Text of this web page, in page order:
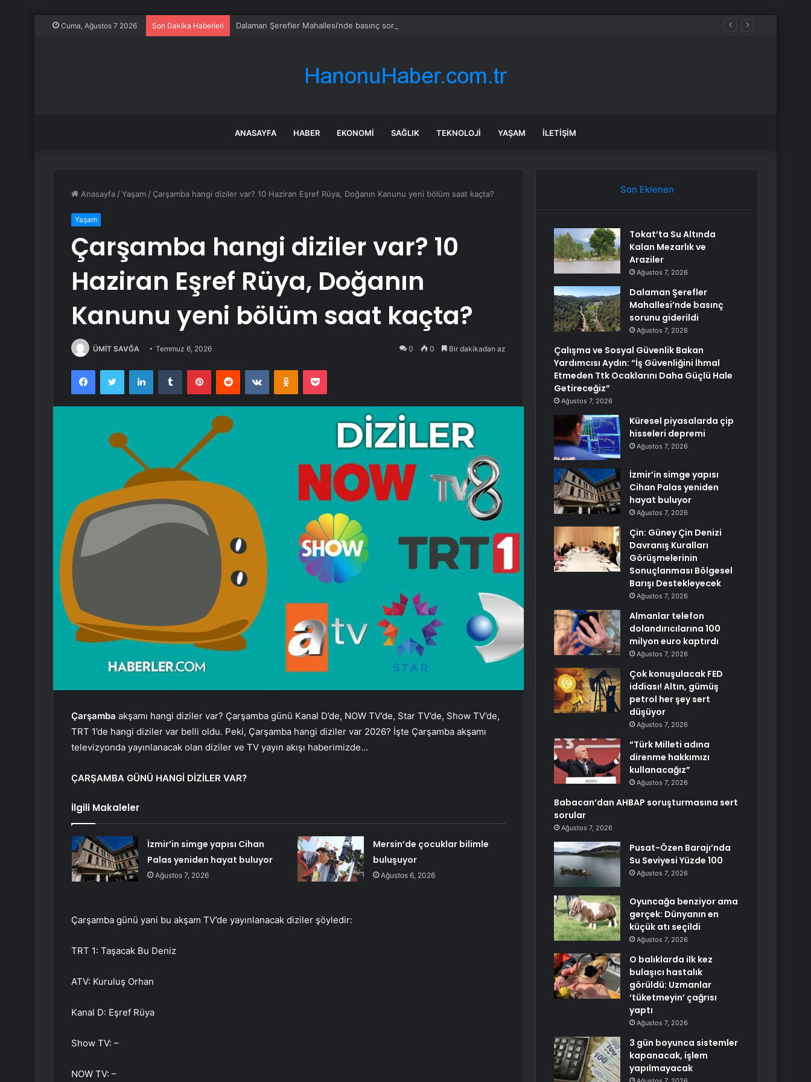
Cuma, Ağustos 7 2026 Son Dakika Haberleri Dalaman Şerefler Mahallesi’nde basınç sorunu giderildi
ANASAYFA HABER EKONOMI SAĞLIK TEKNOLOJI YAŞAM İLETIŞIM
Anasayfa /Yaşam / Çarşamba hangi diziler var? 10 Haziran Eşref Rüya, Doğanın Kanunu yeni bölüm saat kaçta?
Yaşam
Çarşamba hangi diziler var? 10
Haziran Eşref Rüya, Doğanın
Kanunu yeni bölüm saat kaçta?
ÜMİT SAVĞA Temmuz 6, 2026 0 0 Bir dakikadan az
FacebookTwitter LinkedInTumblr PinterestReddit VKontakteOdnoklassniki
Pocket
Çarşamba akşamı hangi diziler var? Çarşamba günü Kanal D’de, NOW TV’de, Star TV’de, Show TV’de,
TRT 1’de hangi diziler var belli oldu. Peki, Çarşamba hangi diziler var 2026? İşte Çarşamba akşamı
televizyonda yayınlanacak olan diziler ve TV yayın akışı haberimizde…
ÇARŞAMBA GÜNÜ HANGİ DİZİLER VAR?
İlgili Makaleler
İzmir’in simge yapısı Cihan
Palas yeniden hayat buluyor
Ağustos 7, 2026
Mersin’de çocuklar bilimle
buluşuyor
Ağustos 6, 2026
Çarşamba günü yani bu akşam TV’de yayınlanacak diziler şöyledir:
TRT 1: Taşacak Bu Deniz
ATV: Kuruluş Orhan
Kanal D: Eşref Rüya
Show TV: –
NOW TV: –
Son Eklenen
Tokat’ta Su Altında
Kalan Mezarlık ve
Araziler
Ağustos 7, 2026
Dalaman Şerefler
Mahallesi’nde basınç
sorunu giderildi
Ağustos 7, 2026
Çalışma ve Sosyal Güvenlik Bakan
Yardımcısı Aydın: “İş Güvenliğini İhmal
Etmeden Ttk Ocaklarını Daha Güçlü Hale
Getireceğiz”
Ağustos 7, 2026
Küresel piyasalarda çip
hisseleri depremi
Ağustos 7, 2026
İzmir’in simge yapısı
Cihan Palas yeniden
hayat buluyor
Ağustos 7, 2026
Çin: Güney Çin Denizi
Davranış Kuralları
Görüşmelerinin
Sonuçlanması Bölgesel
Barışı Destekleyecek
Ağustos 7, 2026
Almanlar telefon
dolandırıcılarına 100
milyon euro kaptırdı
Ağustos 7, 2026
Çok konuşulacak FED
iddiası! Altın, gümüş
petrol her şey sert
düşüyor
Ağustos 7, 2026
“Türk Milleti adına
direnme hakkımızı
kullanacağız”
Ağustos 7, 2026
Babacan’dan AHBAP soruşturmasına sert
sorular
Ağustos 7, 2026
Pusat-Özen Barajı’nda
Su Seviyesi Yüzde 100
Ağustos 7, 2026
Oyuncağa benziyor ama
gerçek: Dünyanın en
küçük atı seçildi
Ağustos 7, 2026
O balıklarda ilk kez
bulaşıcı hastalık
görüldü: Uzmanlar
‘tüketmeyin’ çağrısı
yaptı
Ağustos 7, 2026
3 gün boyunca sistemler
kapanacak, işlem
yapılmayacak